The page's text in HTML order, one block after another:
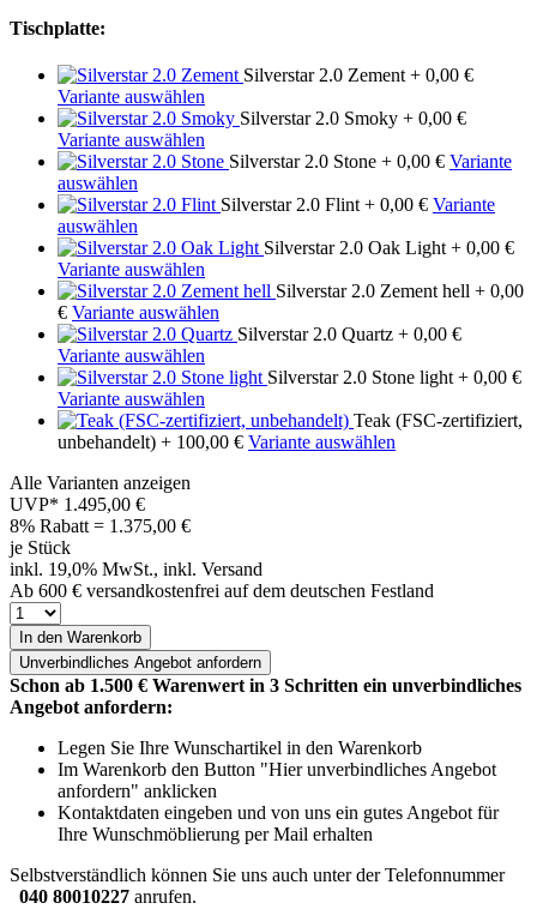
Tischplatte:
Silverstar 2.0 Zement + 0,00 €
Variante auswählen
Silverstar 2.0 Smoky + 0,00 €
Variante auswählen
Silverstar 2.0 Stone + 0,00 € Variante
auswählen
Silverstar 2.0 Flint + 0,00 € Variante
auswählen
Silverstar 2.0 Oak Light + 0,00 €
Variante auswählen
Silverstar 2.0 Zement hell + 0,00
€ Variante auswählen
Silverstar 2.0 Quartz + 0,00 €
Variante auswählen
Silverstar 2.0 Stone light + 0,00 €
Variante auswählen
Teak (FSC-zertifiziert,
unbehandelt) + 100,00 € Variante auswählen
Alle Varianten anzeigen
UVP* 1.495,00 €
8% Rabatt = 1.375,00 €
je Stück
inkl. 19,0% MwSt., inkl. Versand
Ab 600 € versandkostenfrei auf dem deutschen Festland
In den Warenkorb
Unverbindliches Angebot anfordern
Schon ab 1.500 € Warenwert in 3 Schritten ein unverbindliches
Angebot anfordern:
Legen Sie Ihre Wunschartikel in den Warenkorb
Im Warenkorb den Button "Hier unverbindliches Angebot
anfordern" anklicken
Kontaktdaten eingeben und von uns ein gutes Angebot für
Ihre Wunschmöblierung per Mail erhalten
Selbstverständlich können Sie uns auch unter der Telefonnummer
040 80010227 anrufen.